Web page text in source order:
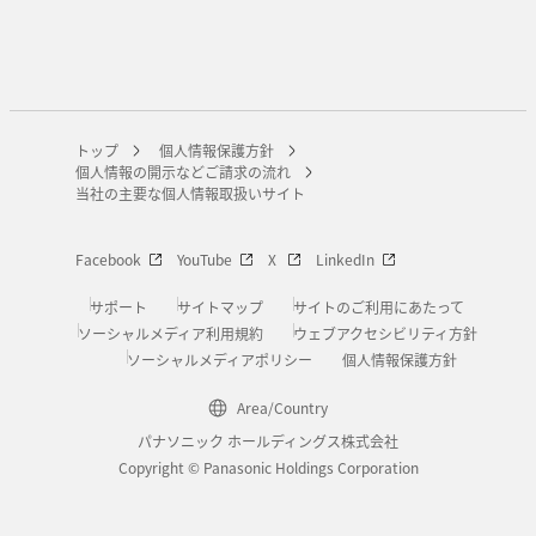
トップ
個人情報保護方針
個人情報の開示などご請求の流れ
当社の主要な個人情報取扱いサイト
Facebook YouTube X LinkedIn
サポート サイトマップ
サイトのご利用にあたって
ソーシャルメディア利用規約
ウェブアクセシビリティ方針
ソーシャルメディアポリシー
個人情報保護方針
Area/Country
パナソニック ホールディングス株式会社
Copyright © Panasonic Holdings Corporation